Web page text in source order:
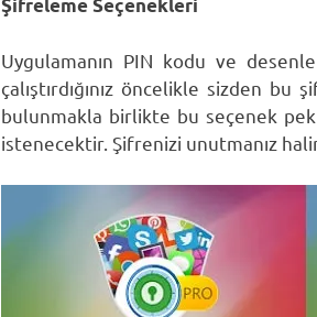
Şifreleme Seçenekleri
Uygulamanın PIN kodu ve
çalıştırdığınız öncelikle sizden
bulunmakla birlikte bu seçenek
istenecektir. Şifrenizi unutmanız